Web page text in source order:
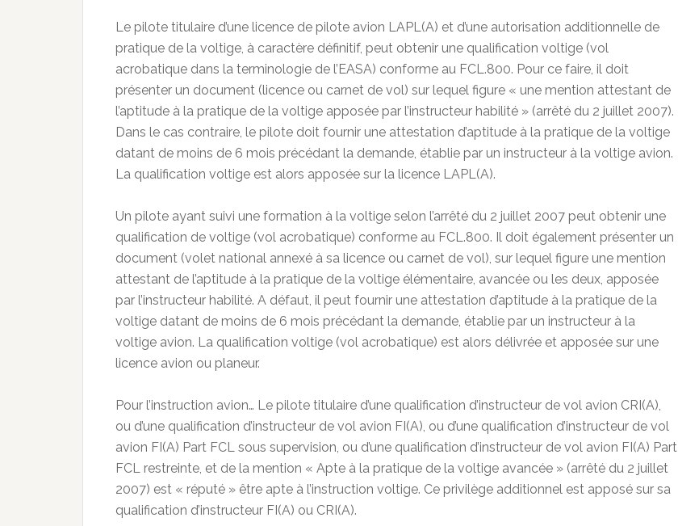
Le pilote titulaire d’une licence de pilote avion LAPL(A) et d’une autorisation additionnelle de
pratique de la voltige, à caractère définitif, peut obtenir une qualification voltige (vol
acrobatique dans la terminologie de l’EASA) conforme au FCL.800. Pour ce faire, il doit
présenter un document (licence ou carnet de vol) sur lequel figure « une mention attestant de
l’aptitude à la pratique de la voltige apposée par l’instructeur habilité » (arrêté du 2 juillet 2007).
Dans le cas contraire, le pilote doit fournir une attestation d’aptitude à la pratique de la voltige
datant de moins de 6 mois précédant la demande, établie par un instructeur à la voltige avion.
La qualification voltige est alors apposée sur la licence LAPL(A).
Un pilote ayant suivi une formation à la voltige selon l’arrêté du 2 juillet 2007 peut obtenir une
qualification de voltige (vol acrobatique) conforme au FCL.800. Il doit également présenter un
document (volet national annexé à sa licence ou carnet de vol), sur lequel figure une mention
attestant de l’aptitude à la pratique de la voltige élémentaire, avancée ou les deux, apposée
par l’instructeur habilité. A défaut, il peut fournir une attestation d’aptitude à la pratique de la
voltige datant de moins de 6 mois précédant la demande, établie par un instructeur à la
voltige avion. La qualification voltige (vol acrobatique) est alors délivrée et apposée sur une
licence avion ou planeur.
Pour l’instruction avion… Le pilote titulaire d’une qualification d’instructeur de vol avion CRI(A),
ou d’une qualification d’instructeur de vol avion FI(A), ou d’une qualification d’instructeur de vol
avion FI(A) Part FCL sous supervision, ou d’une qualification d’instructeur de vol avion FI(A) Part
FCL restreinte, et de la mention « Apte à la pratique de la voltige avancée » (arrêté du 2 juillet
2007) est « réputé » être apte à l’instruction voltige. Ce privilège additionnel est apposé sur sa
qualification d’instructeur FI(A) ou CRI(A).